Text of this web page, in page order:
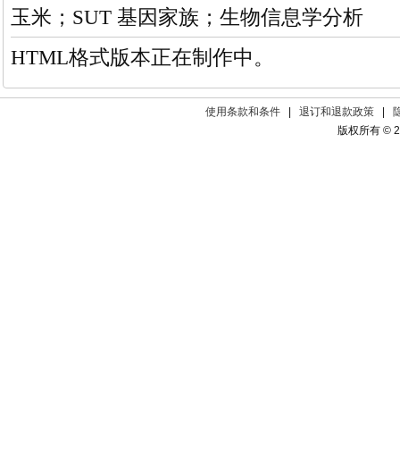
玉米；SUT 基因家族；生物信息学分析
HTML格式版本正在制作中。
使用条款和条件 退订和退款政策
版权所有 ©